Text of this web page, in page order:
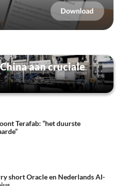
aan cruciale
Terafab: “het duurste
short Oracle en Nederlands AI-